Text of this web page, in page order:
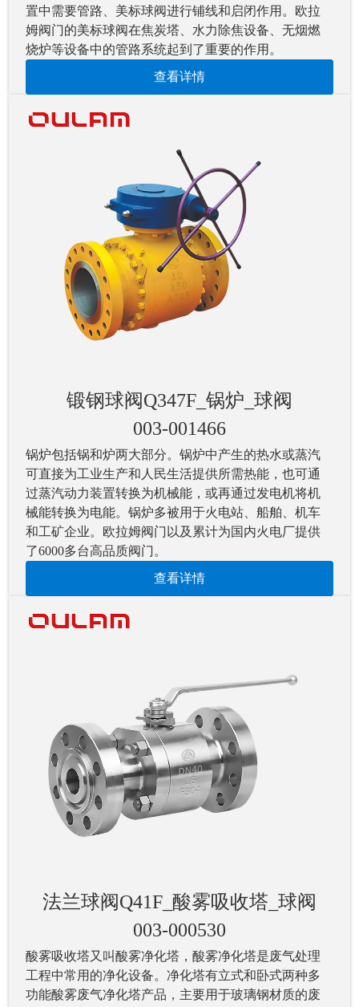
置中需要管路、美标球阀进行铺线和启闭作用。欧拉
姆阀门的美标球阀在焦炭塔、水力除焦设备、无烟燃
烧炉等设备中的管路系统起到了重要的作用。
查看详情
锻钢球阀Q347F_锅炉_球阀
003-001466
锅炉包括锅和炉两大部分。锅炉中产生的热水或蒸汽
可直接为工业生产和人民生活提供所需热能，也可通
过蒸汽动力装置转换为机械能，或再通过发电机将机
械能转换为电能。锅炉多被用于火电站、船舶、机车
和工矿企业。欧拉姆阀门以及累计为国内火电厂提供
了6000多台高品质阀门。
查看详情
法兰球阀Q41F_酸雾吸收塔_球阀
003-000530
酸雾吸收塔又叫酸雾净化塔，酸雾净化塔是废气处理
工程中常用的净化设备。净化塔有立式和卧式两种多
功能酸雾废气净化塔产品，主要用于玻璃钢材质的废